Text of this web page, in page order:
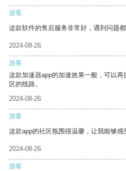
游客
这款软件的售后服务非常好，遇到问题都
2024-08-26
游客
这款加速器app的加速效果一般，可以
区的线路。
2024-08-26
游客
这款app的社区氛围很温馨，让我能够感
2024-08-26
游客